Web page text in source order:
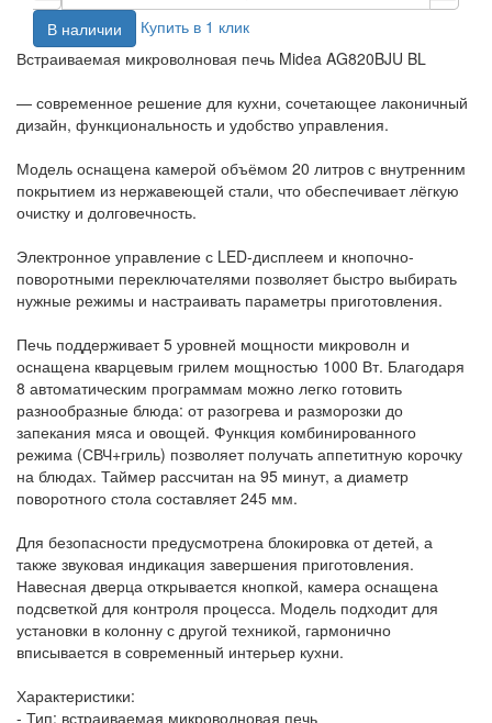
В наличии
Купить в 1 клик
Встраиваемая микроволновая печь Midea AG820BJU BL
— современное решение для кухни, сочетающее лаконичный
дизайн, функциональность и удобство управления.
Модель оснащена камерой объёмом 20 литров с внутренним
покрытием из нержавеющей стали, что обеспечивает лёгкую
очистку и долговечность.
Электронное управление с LED-дисплеем и кнопочно-
поворотными переключателями позволяет быстро выбирать
нужные режимы и настраивать параметры приготовления.
Печь поддерживает 5 уровней мощности микроволн и
оснащена кварцевым грилем мощностью 1000 Вт. Благодаря
8 автоматическим программам можно легко готовить
разнообразные блюда: от разогрева и разморозки до
запекания мяса и овощей. Функция комбинированного
режима (СВЧ+гриль) позволяет получать аппетитную корочку
на блюдах. Таймер рассчитан на 95 минут, а диаметр
поворотного стола составляет 245 мм.
Для безопасности предусмотрена блокировка от детей, а
также звуковая индикация завершения приготовления.
Навесная дверца открывается кнопкой, камера оснащена
подсветкой для контроля процесса. Модель подходит для
установки в колонну с другой техникой, гармонично
вписывается в современный интерьер кухни.
Характеристики:
- Тип: встраиваемая микроволновая печь